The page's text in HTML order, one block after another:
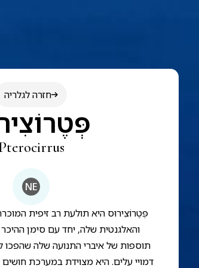
חזרה לגלריה
NE
פְּטֶרוֹצִירוּס היא תולעת רב זיפית
והאלגנטית שלה, יחד עם סימן
תוספות של איברי התנועה שלה שהפכו
דמויי עלים. היא מצוידת במערכת